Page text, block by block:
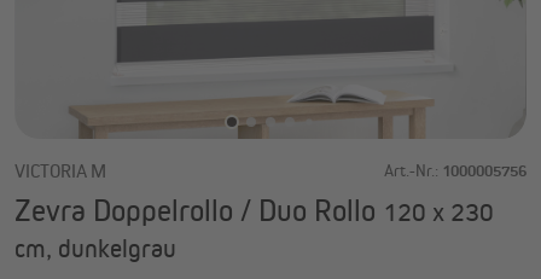
VICTORIA M Art.-Nr.: 1000005756
Zevra Doppelrollo / Duo Rollo 120 x 230
cm, dunkelgrau